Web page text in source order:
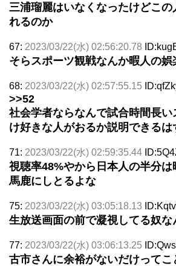
三浦瑠麗はいなくなったけどこ
れるのか
67: 2023/03/22(水) 02:56:20.78
そらスポーツ観戦なんか暇人の娯
68: 2023/03/22(水) 02:57:55.15
>>52
社会学者ならなんで試合時間長
け好きな人がおるか説明できる
71: 2023/03/22(水) 02:59:35.44
視聴率48%やから日本人の半分は
馬鹿にしとるよな
75: 2023/03/22(水) 03:05:18.13
生放送画面の前で凝視してる奴な
77: 2023/03/22(水) 03:06:13.25
古市さんに余裕がないだけってこ